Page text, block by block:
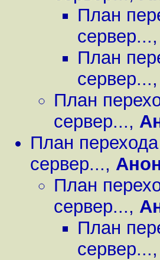
План
сервер...,
План
сервер...,
План
сервер...,
План
сервер...,
План
сервер...,
План
сервер...,